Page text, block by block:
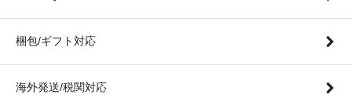
梱包/ギフト対応
海外発送/税関対応